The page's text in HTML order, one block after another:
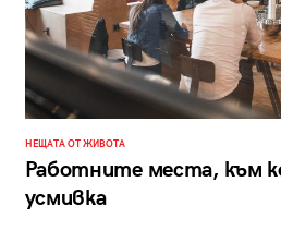
НЕЩАТА ОТ ЖИВОТА
Работните места, към
усмивка